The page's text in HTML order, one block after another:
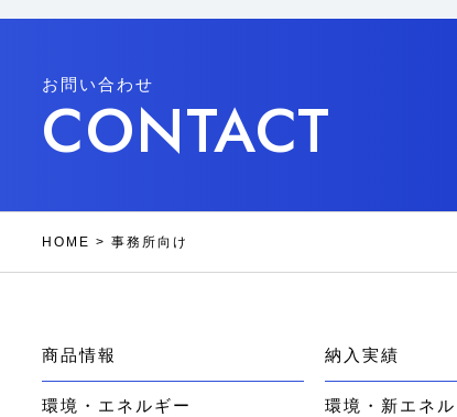
お問い合わせ
CONTACT
HOME > 事務所向け
商品情報
環境・エネルギー
納入実績
環境・新エネル